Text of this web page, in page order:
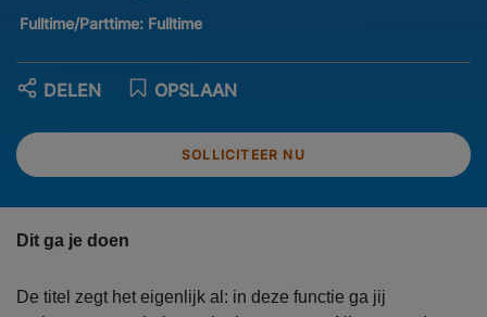
Fulltime/Parttime: Fulltime
SOLLICITEER NU
OPSLAAN
DELEN
Dit ga je doen
De titel zegt het eigenlijk al: in deze functie ga jij